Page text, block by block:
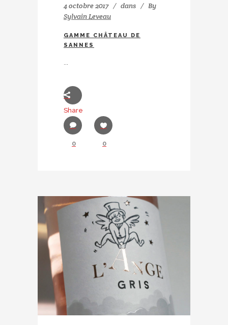
4 octobre 2017 dans
By
Sylvain Leveau
GAMME CHÂTEAU DE
SANNES
Share
0 0